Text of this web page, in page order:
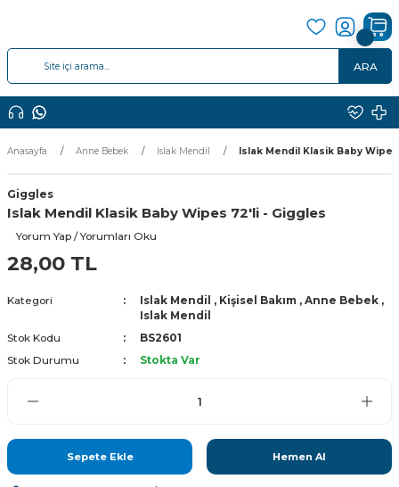
ARA
Anasayfa Anne Bebek Islak Mendil Islak Mendil Klasik Baby
Giggles
Islak Mendil Klasik Baby Wipes 72'li - Giggles
Yorum Yap / Yorumları Oku
28,00 TL
Kategori Islak Mendil , Kişisel Bakım , Anne Bebek ,
Islak Mendil
Stok Kodu
BS2601
Stok Durumu
Stokta Var
Sepete Ekle Hemen Al